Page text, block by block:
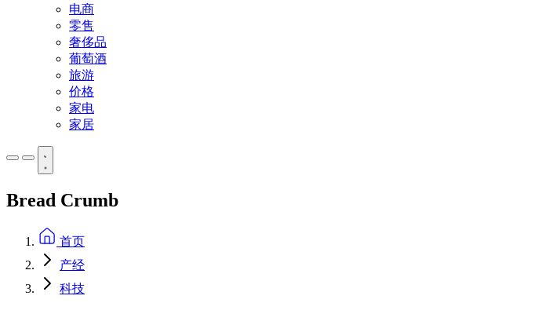
电商
零售
奢侈品
葡萄酒
旅游
价格
家电
家居
Bread Crumb
首页
产经
科技